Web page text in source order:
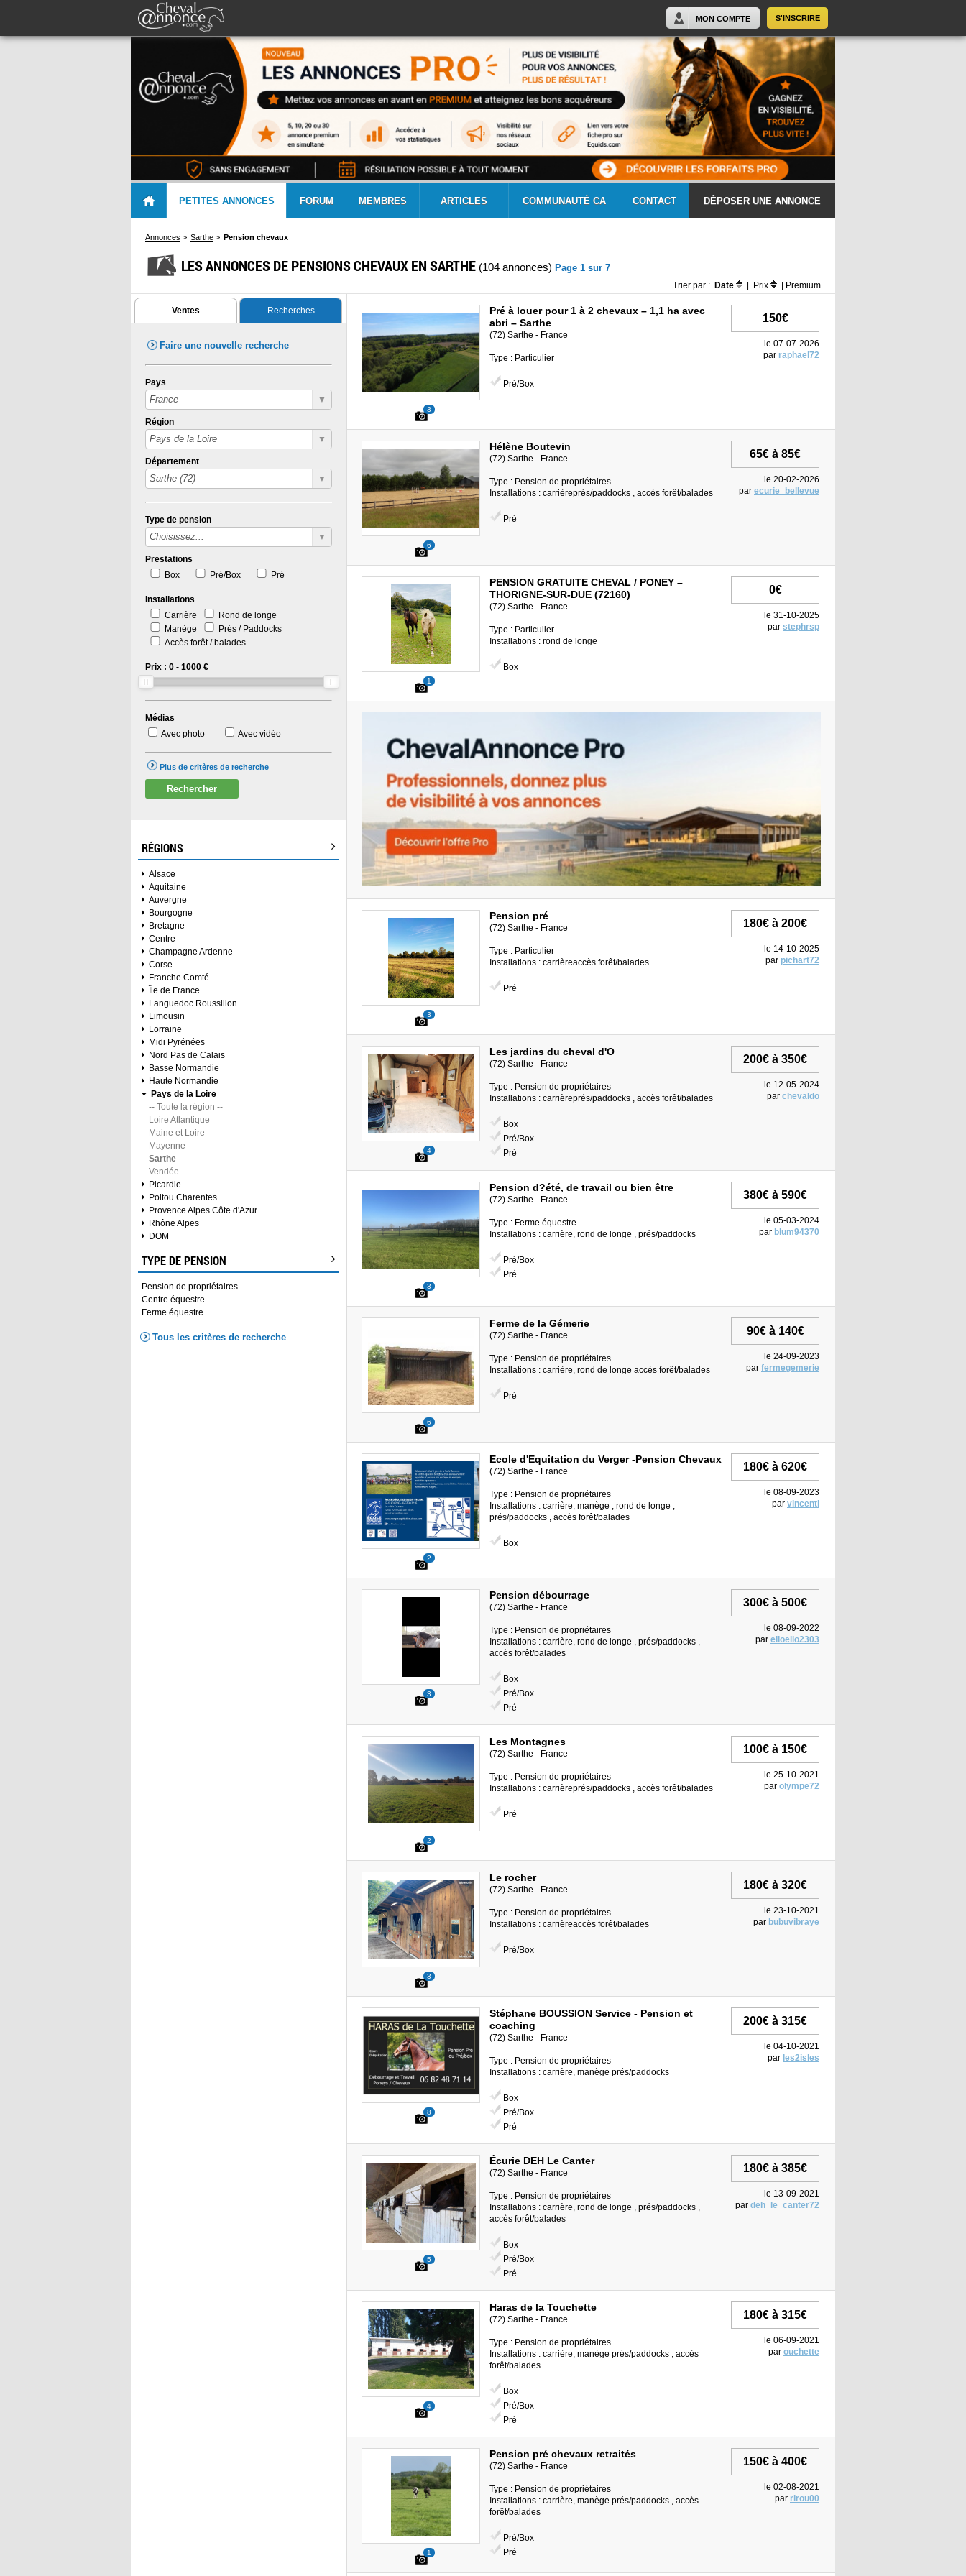
S'INSCRIRE
MON COMPTE
PETITES ANNONCES FORUM MEMBRES ARTICLES COMMUNAUTÉ CA CONTACT DÉPOSER UNE ANNONCE
Annonces > Sarthe > Pension chevaux
LES ANNONCES DE PENSIONS CHEVAUX EN SARTHE (104 annonces) Page 1 sur 7
Trier par : Date Prix Premium
Ventes Recherches
Faire une nouvelle recherche
Pays
Région
Département
Type de pension
Prestations
Box
Pré/Box Pré
Installations
Carrière
Rond de longe
Manège
Prés / Paddocks
Accès forêt / balades
Prix : 0 - 1000 €
Médias
Avec photo
Avec vidéo
Plus de critères de recherche
Rechercher
RÉGIONS
Alsace
Aquitaine
Auvergne
Bourgogne
Bretagne
Centre
Champagne Ardenne
Corse
Franche Comté
Île de France
Languedoc Roussillon
Limousin
Lorraine
Midi Pyrénées
Nord Pas de Calais
Basse Normandie
Haute Normandie
Pays de la Loire
-- Toute la région --
Loire Atlantique
Maine et Loire
Mayenne
Sarthe
Vendée
Picardie
Poitou Charentes
Provence Alpes Côte d'Azur
Rhône Alpes
DOM
TYPE DE PENSION
Pension de propriétaires
Centre équestre
Ferme équestre
Tous les critères de recherche
3
Pré à louer pour 1 à 2 chevaux – 1,1 ha avec
abri – Sarthe
(72) Sarthe - France
Type : Particulier
Pré/Box
150€
le 07-07-2026
par raphael72
6
Hélène Boutevin
(72) Sarthe - France
Type : Pension de propriétaires
Installations : carrièreprés/paddocks , accès forêt/balades
Pré
65€ à 85€
le 20-02-2026
par ecurie_bellevue
1
PENSION GRATUITE CHEVAL / PONEY –
THORIGNE-SUR-DUE (72160)
(72) Sarthe - France
Type : Particulier
Installations : rond de longe
Box
0€
le 31-10-2025
par stephrsp
3
Pension pré
(72) Sarthe - France
Type : Particulier
Installations : carrièreaccès forêt/balades
Pré
180€ à 200€
le 14-10-2025
par pichart72
4
Les jardins du cheval d'O
(72) Sarthe - France
Type : Pension de propriétaires
Installations : carrièreprés/paddocks , accès forêt/balades
Box
Pré/Box
Pré
200€ à 350€
le 12-05-2024
par chevaldo
3
Pension d?été, de travail ou bien être
(72) Sarthe - France
Type : Ferme équestre
Installations : carrière, rond de longe , prés/paddocks
Pré/Box
Pré
380€ à 590€
le 05-03-2024
par blum94370
6
Ferme de la Gémerie
(72) Sarthe - France
Type : Pension de propriétaires
Installations : carrière, rond de longe accès forêt/balades
Pré
90€ à 140€
le 24-09-2023
par fermegemerie
2
Ecole d'Equitation du Verger -Pension Chevaux
(72) Sarthe - France
Type : Pension de propriétaires
Installations : carrière, manège , rond de longe ,
prés/paddocks , accès forêt/balades
Box
180€ à 620€
le 08-09-2023
par vincentl
3
Pension débourrage
(72) Sarthe - France
Type : Pension de propriétaires
Installations : carrière, rond de longe , prés/paddocks ,
accès forêt/balades
Box
Pré/Box
Pré
300€ à 500€
le 08-09-2022
par elioelio2303
2
Les Montagnes
(72) Sarthe - France
Type : Pension de propriétaires
Installations : carrièreprés/paddocks , accès forêt/balades
Pré
100€ à 150€
le 25-10-2021
par olympe72
3
Le rocher
(72) Sarthe - France
Type : Pension de propriétaires
Installations : carrièreaccès forêt/balades
Pré/Box
180€ à 320€
le 23-10-2021
par bubuvibraye
8
Stéphane BOUSSION Service - Pension et
coaching
(72) Sarthe - France
Type : Pension de propriétaires
Installations : carrière, manège prés/paddocks
Box
Pré/Box
Pré
200€ à 315€
le 04-10-2021
par les2isles
5
Écurie DEH Le Canter
(72) Sarthe - France
Type : Pension de propriétaires
Installations : carrière, rond de longe , prés/paddocks ,
accès forêt/balades
Box
Pré/Box
Pré
180€ à 385€
le 13-09-2021
par deh_le_canter72
4
Haras de la Touchette
(72) Sarthe - France
Type : Pension de propriétaires
Installations : carrière, manège prés/paddocks , accès
forêt/balades
Box
Pré/Box
Pré
180€ à 315€
le 06-09-2021
par ouchette
1
Pension pré chevaux retraités
(72) Sarthe - France
Type : Pension de propriétaires
Installations : carrière, manège prés/paddocks , accès
forêt/balades
Pré/Box
Pré
150€ à 400€
le 02-08-2021
par rirou00